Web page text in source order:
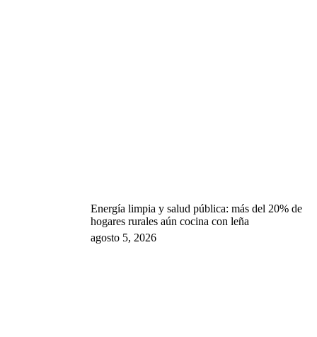
Energía limpia y salud pública: más del 20% de
hogares rurales aún cocina con leña
agosto 5, 2026